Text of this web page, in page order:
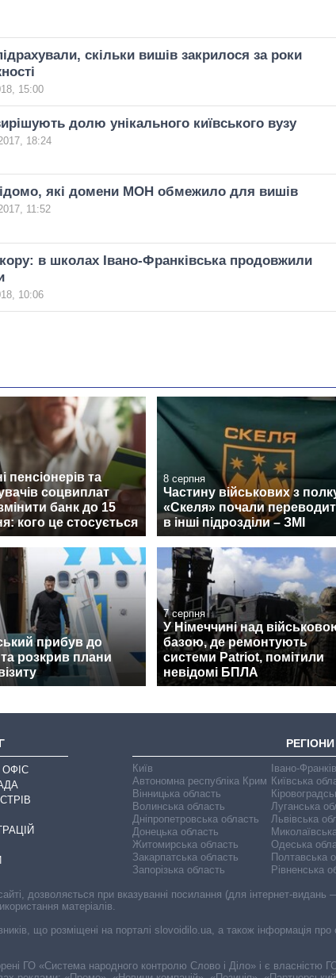
скільки вишів закрилося за роки
15:00
долю унікального київського вузу
18:24
які домени МОН обмежило для вишів
11:52
в школах Івано-Франківська продовжили
10:06
пенсіонерів та
соцвиплат
банк до 15
кого це стосується
8 серпня
Частину військових з
«Скеля» почали
в інші підрозділи – ЗМІ
прибув до
та розкрив плани
7 серпня
У Німеччині над
базою, де ремонтують
системи Patriot, помітили
невідомі БПЛА
ОФІС
РЕГІОНИ
Київ
Автономна республіка Крим
Вінницька область
Волинська область
Дніпропетровська область
Донецька область
Житомирська область
Закарпатська область
Запорізька область
Івано-
Київська
Луганська
Львівська
Одеська
Полтавська
Рівненська
дозволяється при вказуванні посилання (для інтернет-
матеріалів.
що розміщені на порталі slovoidilo.ua, а також інформація
ГО «Система народного контролю Слово і Діло» і є власністю